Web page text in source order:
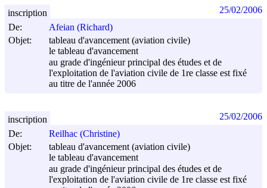
De:
Afeian (Richard)
Objet:
tableau d'avancement (aviation civile)
le tableau d'avancement
au grade d'ingénieur principal des études et de
l'exploitation de l'aviation civile de 1re classe est fixé
au titre de l'année 2006
inscription 25/02/2006
De:
Reilhac (Christine)
Objet:
tableau d'avancement (aviation civile)
le tableau d'avancement
au grade d'ingénieur principal des études et de
l'exploitation de l'aviation civile de 1re classe est fixé
inscription 25/02/2006